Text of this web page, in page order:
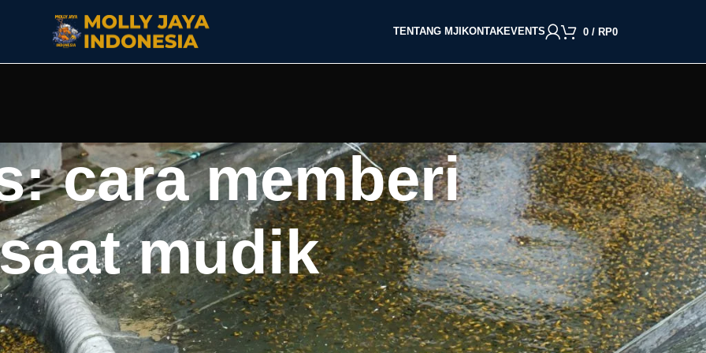
TENTANG MJI KONTAKEVENTS 0 / RP0
cara memberi
mudik
yang matang agar ikan tetap sehat. Siapkan pakan
alat pemberi pakan otomatis dan atur jadwal pemberian
BACA BERDASARKAN JENIS IKAN